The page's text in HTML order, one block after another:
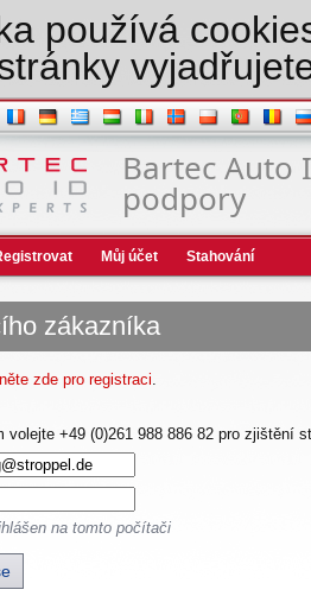
používá
Bartec Auto
podpory
Můj účet Stahování
zákazníka
zde pro registraci.
volejte +49 (0)261 988 886 82 pro zjištění
na tomto počítači